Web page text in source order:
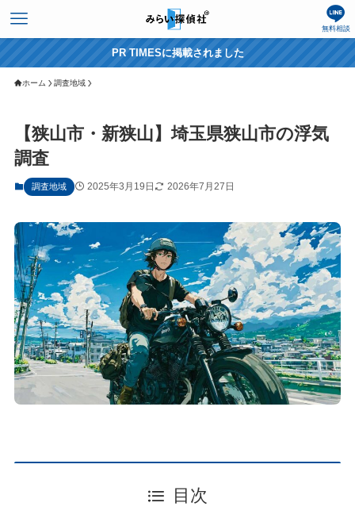
無料相談
PR TIMESに掲載されました
ホーム 調査地域
【狭山市・新狭山】埼玉県狭山市の浮気
調査
調査地域 2025年3月19日 2026年7月27日
目次